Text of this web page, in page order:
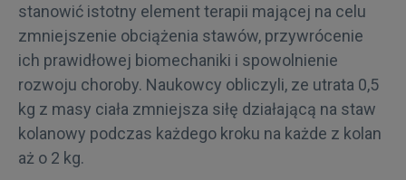
stanowić istotny element terapii mającej na celu
zmniejszenie obciążenia stawów, przywrócenie
ich prawidłowej biomechaniki i spowolnienie
rozwoju choroby. Naukowcy obliczyli, ze utrata 0,5
kg z masy ciała zmniejsza siłę działającą na staw
kolanowy podczas każdego kroku na każde z kolan
aż o 2 kg.